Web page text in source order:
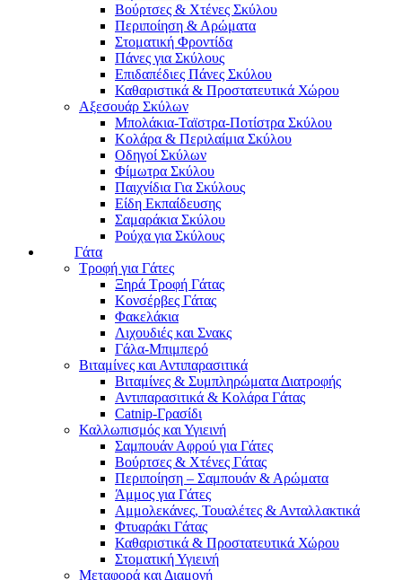
Βούρτσες & Χτένες Σκύλου
Περιποίηση & Αρώματα
Στοματική Φροντίδα
Πάνες για Σκύλους
Επιδαπέδιες Πάνες Σκύλου
Καθαριστικά & Προστατευτικά Χώρου
Αξεσουάρ Σκύλων
Μπολάκια-Ταϊστρα-Ποτίστρα Σκύλου
Κολάρα & Περιλαίμια Σκύλου
Οδηγοί Σκύλων
Φίμωτρα Σκύλου
Παιχνίδια Για Σκύλους
Είδη Εκπαίδευσης
Σαμαράκια Σκύλου
Ρούχα για Σκύλους
Γάτα
Τροφή για Γάτες
Ξηρά Τροφή Γάτας
Κονσέρβες Γάτας
Φακελάκια
Λιχουδιές και Σνακς
Γάλα-Μπιμπερό
Βιταμίνες και Αντιπαρασιτικά
Βιταμίνες & Συμπληρώματα Διατροφής
Αντιπαρασιτικά & Κολάρα Γάτας
Catnip-Γρασίδι
Καλλωπισμός και Υγιεινή
Σαμπουάν Αφρού για Γάτες
Βούρτσες & Χτένες Γάτας
Περιποίηση – Σαμπουάν & Αρώματα
Άμμος για Γάτες
Αμμολεκάνες, Τουαλέτες & Ανταλλακτικά
Φτυαράκι Γάτας
Καθαριστικά & Προστατευτικά Χώρου
Στοματική Υγιεινή
Μεταφορά και Διαμονή